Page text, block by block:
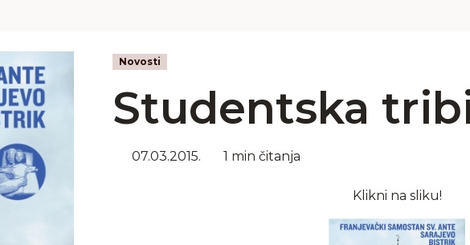
Novosti
Studentska
07.03.2015. 1 min čitanja
Klikni na sliku!